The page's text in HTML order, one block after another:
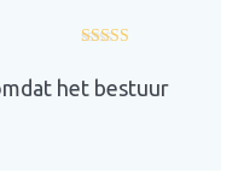
5 uit 5
het bestuur